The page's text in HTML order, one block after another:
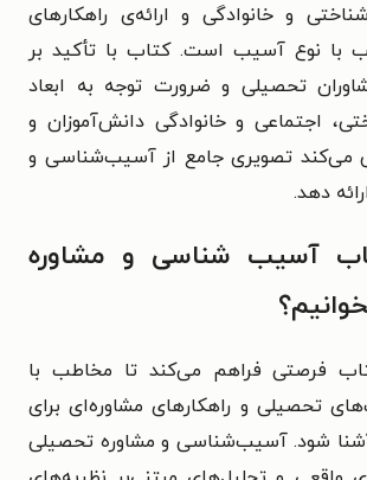
و خانوادگی و ارائه‌ی راهکارهای
با نوع آسیب است. کتاب با تأکید بر
تحصیلی و ضرورت توجه به ابعاد
اجتماعی و خانوادگی دانش‌آموزان و
می‌کند تصویری جامع از آسیب‌شناسی و
دهد.
آسیب شناسی و مشاوره
فرصتی فراهم می‌کند تا مخاطب با
تحصیلی و راهکارهای مشاوره‌ای برای
شود. آسیب‌شناسی و مشاوره تحصیلی